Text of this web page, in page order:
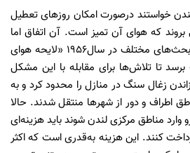
خواستند درصورت امکان روزهای تعطیل
که هوای آن تمیز است. آن اتفاق اما
باعث شد تا بالاخره پس از بحث‌های مختلف در سال۱۹۵۶ «لایحه هوای
تا تلاش‌ها برای مقابله با این مشکل
زغال سنگ در منازل را محدود کرد و به
اطراف و دور از شهرها منتقل شدند. حالا
وارد مناطق مرکزی لندن شوند باید هزینه‌ای
کنند. این هزینه به‌قدری است که اکثر